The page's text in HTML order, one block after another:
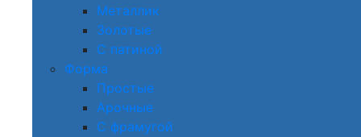
Металлик
Золотые
С патиной
Форма
Простые
Арочные
С фрамугой